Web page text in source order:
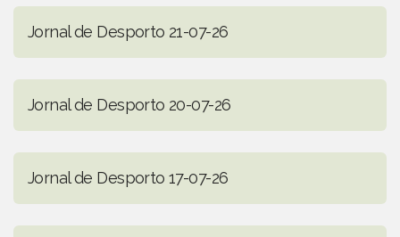
Jornal de Desporto 21-07-26
Jornal de Desporto 20-07-26
Jornal de Desporto 17-07-26